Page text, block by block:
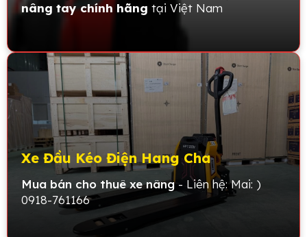
nâng tay chính hãng tại Việt Nam
Xe Đầu Kéo Điện Hang Cha
Mua bán cho thuê xe nâng- Liên hệ: Mai: )
0918-761166